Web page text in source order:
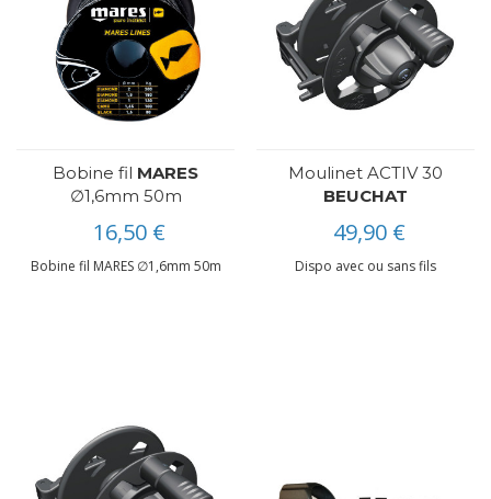
Bobine fil MARES
∅1,6mm 50m
16,50 €
Bobine fil MARES ∅1,6mm 50m
Moulinet ACTIV 30
BEUCHAT
49,90 €
Dispo avec ou sans fils